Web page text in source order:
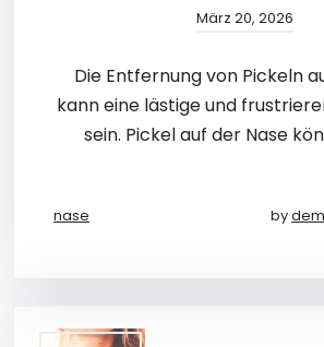
März 20, 2026
Die Entfernung von Pickeln
kann eine lästige und
sein. Pickel auf der Nase
nase by